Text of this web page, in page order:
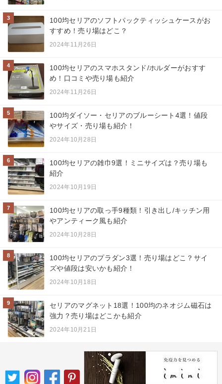
3
100均セリアのソフトパックティッシュケースがお
すすめ！売り場はどこ？
2024年11月26日
4
100均セリアのスマホスタンド/ホルダーがおすす
め！口コミや売り場も紹介
2024年11月26日
5
100均ダイソー・セリアのブルーシート4選！値段
やサイズ・売り場も紹介！
2024年10月28日
6
100均セリアの雑巾9選！ミニサイズは？売り場も
紹介
2024年10月19日
7
100均セリアの取っ手9種類！引き出し/キッチン用
やアンティーク風も紹介
2024年10月28日
8
100均セリアのプラダン3選！売り場はどこ？サイ
ズや値段は安いかも紹介！
2024年10月18日
9
セリアのマグネット18選！100均のネオジム磁石は
強力？売り場はどこかも紹介
2024年10月21日